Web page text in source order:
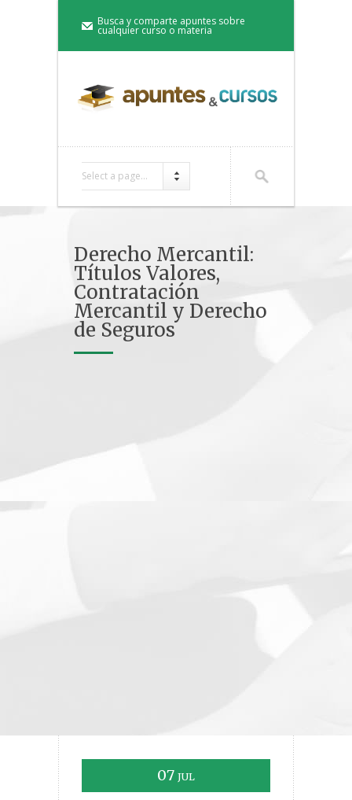
Busca y comparte apuntes sobre
cualquier curso o materia
Select a page...
Derecho Mercantil:
Títulos Valores,
Contratación
Mercantil y Derecho
de Seguros
07 JUL